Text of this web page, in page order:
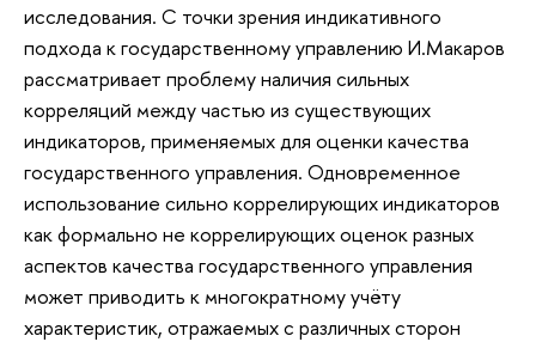
исследования. С точки зрения индикативного
подхода к государственному управлению И.Макаров
рассматривает проблему наличия сильных
корреляций между частью из существующих
индикаторов, применяемых для оценки качества
государственного управления. Одновременное
использование сильно коррелирующих индикаторов
как формально не коррелирующих оценок разных
аспектов качества государственного управления
может приводить к многократному учёту
характеристик, отражаемых с различных сторон